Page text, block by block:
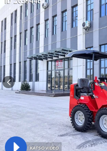
KATSO VIDEO